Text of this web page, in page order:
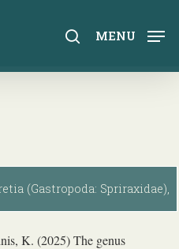
search
MENU
(Gastropoda: Spriraxidae),
K. (2025) The genus